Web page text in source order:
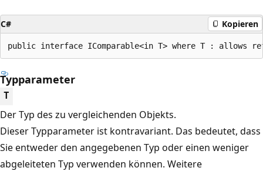
C# Kopieren
public interface IComparable<in T> where T : allows
Typparameter
T
Der Typ des zu vergleichenden Objekts.
Dieser Typparameter ist kontravariant. Das bedeutet, dass
Sie entweder den angegebenen Typ oder einen weniger
abgeleiteten Typ verwenden können. Weitere